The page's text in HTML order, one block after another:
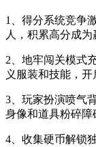
1、得分系统竞争
人，积累高分成为
2、地牢闯关模式
义服装和技能，开
3、玩家扮演喷气
身像和道具粉碎障
4、收集硬币解锁